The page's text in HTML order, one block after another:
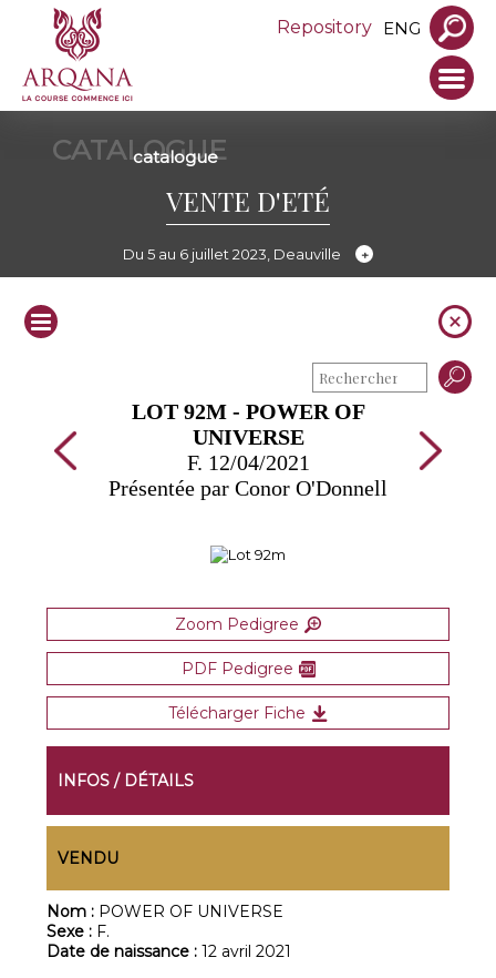
Repository ENG
CATALOGUE
catalogue
VENTE D'ETÉ
Du 5 au 6 juillet 2023, Deauville
LOT 92M - POWER OF
UNIVERSE
F. 12/04/2021
Présentée par Conor O'Donnell
Zoom Pedigree
PDF Pedigree
Télécharger Fiche
INFOS / DÉTAILS
VENDU
Nom : POWER OF UNIVERSE
Sexe : F.
Date de naissance :12 avril 2021